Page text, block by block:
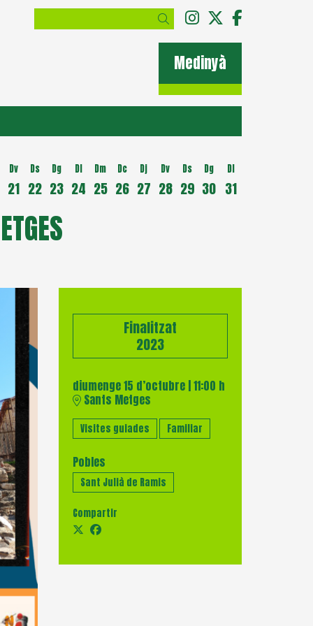
Link a instagram
Link a twitter
Link a
Cercar
Medinyà
Dv
21
Ds
22
Dg
23
Dl
24
Dm
25
Dc
26
Dj
27
Dv
28
Ds
29
Dg
30
Dl
31
Finalitzat
2023
diumenge 15 d’octubre|11:00 h
Sants Metges
Visites guiades Familiar
Pobles
Sant Julià de Ramis
Compartir